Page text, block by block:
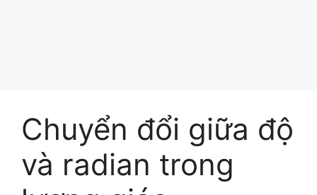
Chuyển đổi giữa độ
và radian trong